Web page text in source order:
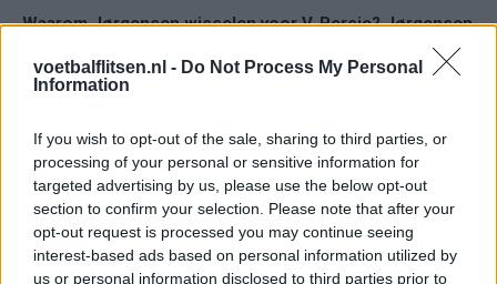
voetbalflitsen.nl - Do Not Process My Personal
Information
If you wish to opt-out of the sale, sharing to third parties, or
processing of your personal or sensitive information for
targeted advertising by us, please use the below opt-out
section to confirm your selection. Please note that after your
opt-out request is processed you may continue seeing
interest-based ads based on personal information utilized by
us or personal information disclosed to third parties prior to
Waarom Jørgensen wisselen voor V. Persie? Jørgensen
kon in de laatste minuten prima met Robin voorin spelen.
Vervolgens na de 1-0 wel een andere spits (Vente) in
Gio dan wisselen met (ware)gedachte erachter.
Schande!#VVVFEY
— Kamahl Wehrmeijer (@KWehrmeijer)4 februari
2018
Van Bronckhorst blijft falen op tactisch gebied. Wissels